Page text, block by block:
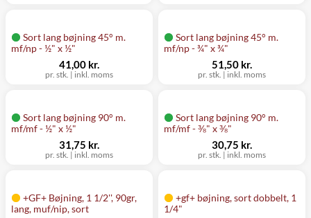
Sort lang bøjning 45° m.
mf/np - ½" x ½"
pr. stk. | inkl. moms
41,00 kr.
Sort lang bøjning 45° m.
mf/np - ¾" x ¾"
pr. stk. | inkl. moms
51,50 kr.
Sort lang bøjning 90° m.
mf/mf - ½" x ½"
pr. stk. | inkl. moms
31,75 kr.
Sort lang bøjning 90° m.
mf/mf - ⅜" x ⅜"
pr. stk. | inkl. moms
30,75 kr.
+GF+ Bøjning, 1 1/2'', 90gr,
lang, muf/nip, sort
+gf+ bøjning, sort dobbelt, 1
1/4"